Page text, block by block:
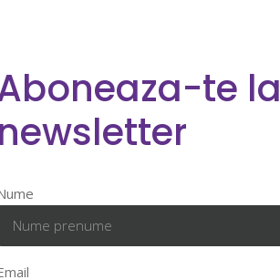
te la